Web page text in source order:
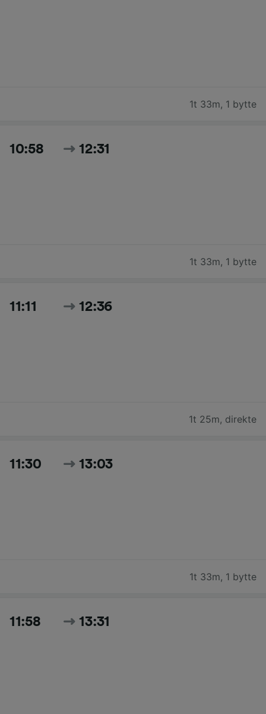
1t 33m, 1 bytte
10:58 12:31
1t 33m, 1 bytte
11:11 12:36
1t 25m, direkte
11:30 13:03
1t 33m, 1 bytte
11:58 13:31